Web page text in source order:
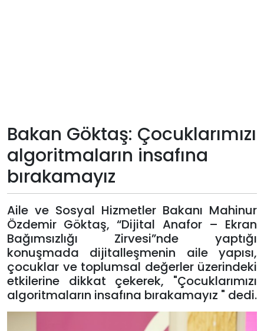
Künye
Giriş
Yap
Bakan Göktaş: Çocuklarımızı
algoritmaların insafına
bırakamayız
Aile ve Sosyal Hizmetler Bakanı Mahinur
Özdemir Göktaş, “Dijital Anafor – Ekran
Bağımsızlığı Zirvesi”nde yaptığı
konuşmada dijitalleşmenin aile yapısı,
çocuklar ve toplumsal değerler üzerindeki
etkilerine dikkat çekerek, "Çocuklarımızı
algoritmaların insafına bırakamayız " dedi.